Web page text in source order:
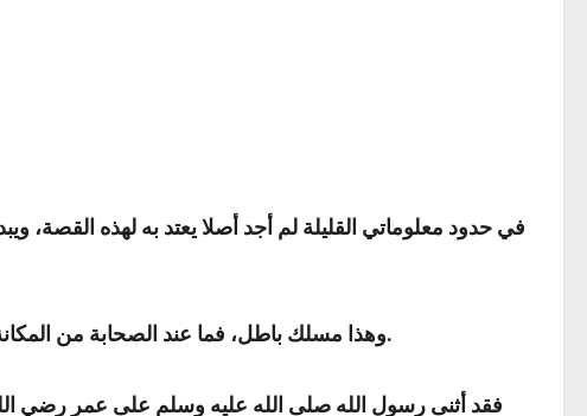
في حدود معلوماتي القليلة لم أجد أصلا يعتد به لهذه القصة،
وهذا مسلك باطل، فما عند الصحابة من المكانة التي شهد لهم بها رسول الله صلى الله عليه وسلم أفضل بكثير مما وضعه الوضاعون أو قصه القصاص مما لم يثبت.